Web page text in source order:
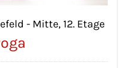
- Mitte, 12. Etage